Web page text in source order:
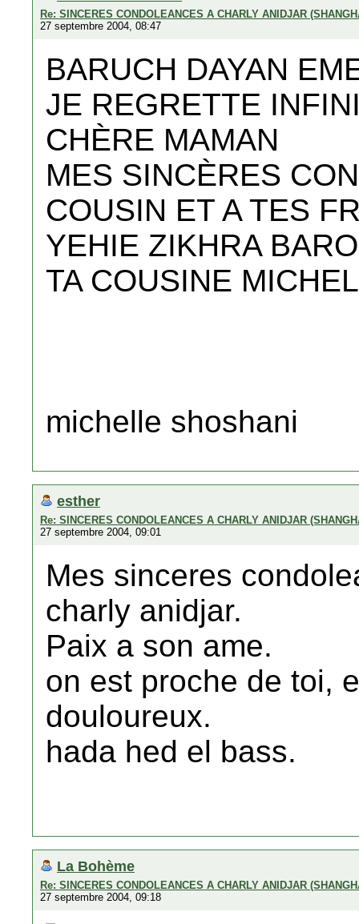
Re: SINCERES CONDOLEANCES A CHARLY ANIDJAR
27 septembre 2004, 08:47
BARUCH DAYAN
JE REGRETTE
CHÈRE MAMAN
MES SINCÈRES
COUSIN ET A TES
YEHIE ZIKHRA
TA COUSINE
michelle shoshani
esther
Re: SINCERES CONDOLEANCES A CHARLY ANIDJAR
27 septembre 2004, 09:01
Mes sinceres
charly anidjar.
Paix a son ame.
on est proche de toi,
douloureux.
hada hed el bass.
La Bohème
Re: SINCERES CONDOLEANCES A CHARLY ANIDJAR
27 septembre 2004, 09:18